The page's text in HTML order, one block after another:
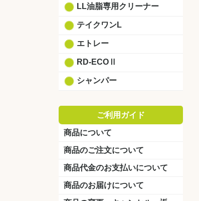
LL油脂専用クリーナー
テイクワンL
エトレー
RD-ECOⅡ
シャンパー
ご利用ガイド
商品について
商品のご注文について
商品代金のお支払いについて
商品のお届けについて